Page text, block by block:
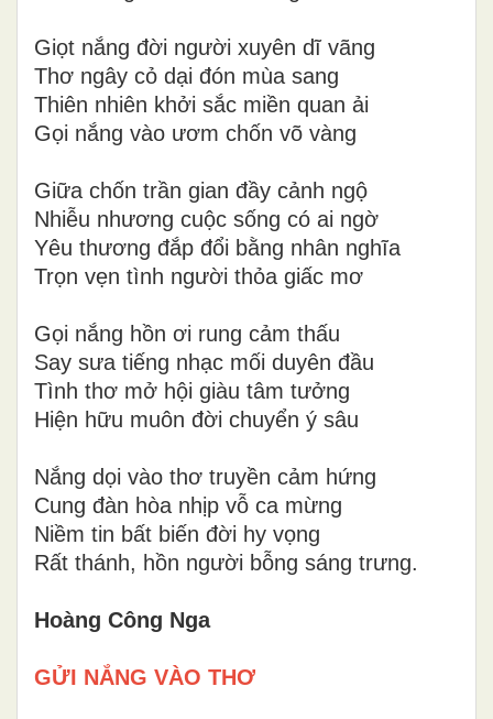
Giọt nắng đời người xuyên dĩ vãng
Thơ ngây cỏ dại đón mùa sang
Thiên nhiên khởi sắc miền quan ải
Gọi nắng vào ươm chốn võ vàng
Giữa chốn trần gian đầy cảnh ngộ
Nhiễu nhương cuộc sống có ai ngờ
Yêu thương đắp đổi bằng nhân nghĩa
Trọn vẹn tình người thỏa giấc mơ
Gọi nắng hồn ơi rung cảm thấu
Say sưa tiếng nhạc mối duyên đầu
Tình thơ mở hội giàu tâm tưởng
Hiện hữu muôn đời chuyển ý sâu
Nắng dọi vào thơ truyền cảm hứng
Cung đàn hòa nhịp vỗ ca mừng
Niềm tin bất biến đời hy vọng
Rất thánh, hồn người bỗng sáng trưng.
Hoàng Công Nga
GỬI NẮNG VÀO THƠ